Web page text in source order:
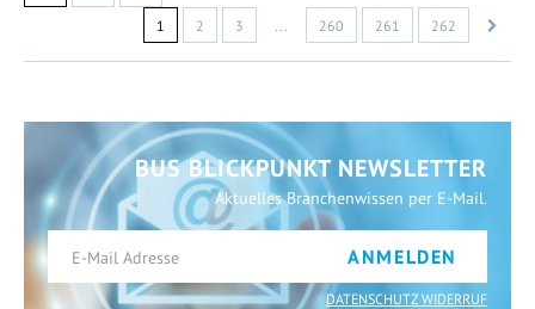
1
2 3 260 261 262
BUS BLICKPUNKT NEWSLETTER
Aktuelles Branchenwissen per E-Mail.
ANMELDEN
DATENSCHUTZ WIDERRUF